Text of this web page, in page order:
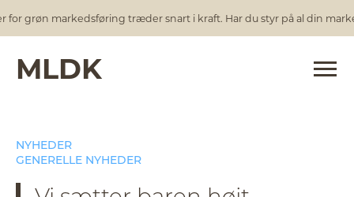
grøn markedsføring træder snart i kraft. Har du styr på al din
MLDK
NYHEDER
GENERELLE NYHEDER